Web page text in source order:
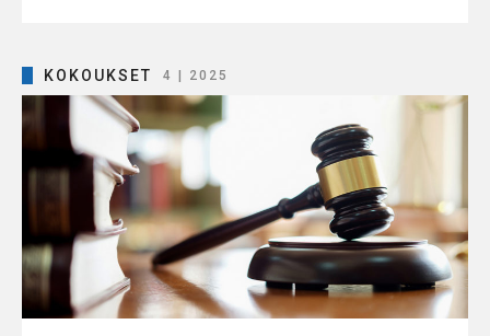
KOKOUKSET 4 | 2025